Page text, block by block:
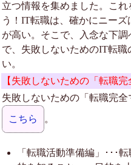
立つ情報を集めました。こ
う！IT転職は、確かにニー
が高い。そこで、入念な下
で、失敗しないためのIT転
い。
【失敗しないための「転職完
失敗しないための「転職完全
こちら 。
「転職活動準備編」･･･